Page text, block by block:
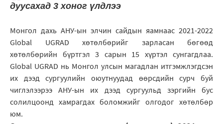
дуусахад 3 хоног үлдлээ
Монгол дахь АНУ-ын элчин сайдын яамнаас 2021-2022
Global UGRAD хөтөлбөрийг зарласан бөгөөд
хөтөлбөрийн бүртгэл 3 сарын 15 хүртэл сунгагдлаа.
Global UGRAD нь Монгол улсын магадлан итгэмжлэгдсэн
их дээд сургуулийн оюутнуудад өөрсдийн сурч буй
чиглэлээрээ АНУ-ын их дээд сургуульд зэргийн бус
солилцоонд хамрагдах боломжийг олгодог хөтөлбөр
юм.